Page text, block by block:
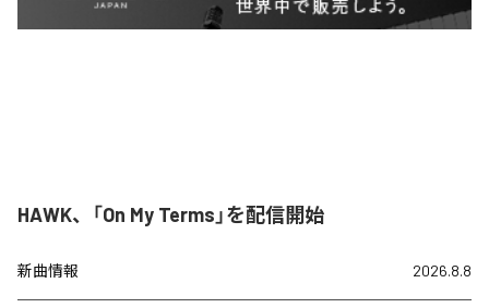
HAWK、「On My Terms」を配信開始
新曲情報 2026.8.8